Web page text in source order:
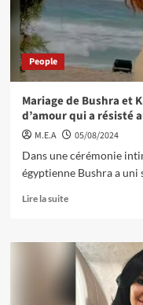
People
Mariage de Bushra et
d’amour qui a résisté
M.E.A
05/08/2024
Dans une cérémonie
égyptienne Bushra a uni
Lire la suite